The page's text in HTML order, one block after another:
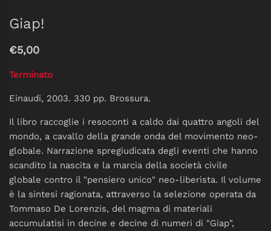
Giap!
€5,00
Terminato
Einaudi, 2003. 330 pp. Brossura.
Il libro raccoglie i resoconti a caldo dai quattro angoli del
mondo, a cavallo della grande onda del movimento neo-
globale. Narrazione spregiudicata degli eventi che hanno
scandito la nascita e la marcia della società civile
globale contro il "pensiero unico" neo-liberista. Il volume
è la sintesi ragionata, attraverso la selezione operata da
Tommaso De Lorenzis, del magma di materiali
accumulatisi in decine e decine di numeri di "Giap",